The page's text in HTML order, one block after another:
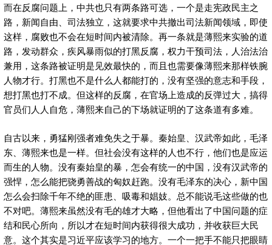
而在反腐问题上，中共也只有两条路可选，一个是走宪政民主之
路，新闻自由、司法独立，这就要求中共撤出司法新闻领域，即使
这样，腐败也不会在短时间内被清除。再一条就是薄熙来实验的道
路，发动群众，疾风暴雨似的打黑反腐，权力干预司法，人治法治
兼用，这条路被证明是见效最快的，而且也需要像薄熙来那样铁腕
人物才行。打黑也不是什么人都能打的，没有坚强的意志和手段，
想打黑也打不成。但这样的反腐，在官场上造成的反弹过大，搞得
官员们人人自危，薄熙来自己的下场就证明的了这条道有多难。
自古以来，勇猛刚强者难免失之于暴。秦始皇、汉武帝如此，毛泽
东、薄熙来也是一样。但社会没有这样的人也不行，他们也是应运
而生的人物。没有秦始皇的暴，怎会有统一的中国，没有汉武帝的
强悍，怎么能把骁勇善战的匈奴赶跑。没有毛泽东的决心，新中国
怎么会扫除千年不绝的匪患、吸毒和娼妓。总不能说毛这些做的也
不对吧。薄熙来虽然没有毛的雄才大略，但他看出了中国问题的症
结和民心所向，所以才在短时间内获得很大成功，并收获巨大民
意。这个其实是习近平应该学习的地方。一个一把手不能只把眼睛